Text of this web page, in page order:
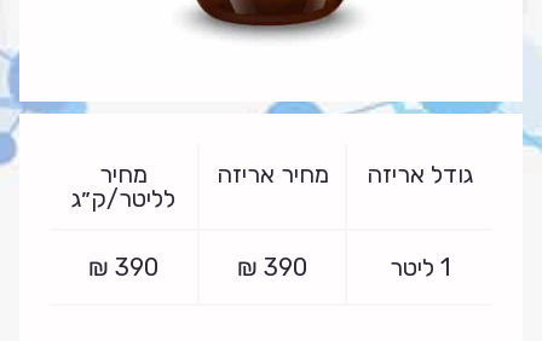
גודל אריזה מחיר אריזה
מחיר
לליטר/ק״ג
1 ליטר 390
₪
390
₪